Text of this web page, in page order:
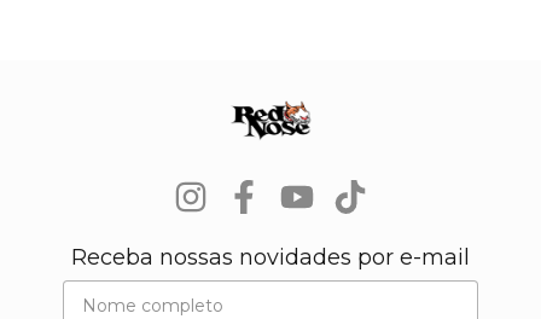
Receba nossas novidades por e-mail